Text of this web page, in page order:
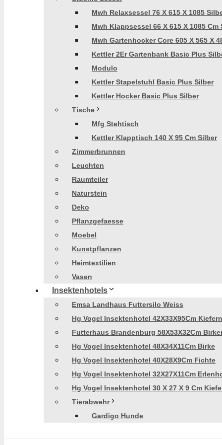
Mwh Relaxsessel 76 X 615 X 1085
Mwh Klappsessel 66 X 615 X 1085 Cm
Mwh Gartenhocker Core 605 X 565 X
Kettler 2Er Gartenbank Basic Plus
Modulo
Kettler Stapelstuhl Basic Plus Silber
Kettler Hocker Basic Plus Silber
Tische
Mfg Stehtisch
Kettler Klapptisch 140 X 95 Cm Silber
Zimmerbrunnen
Leuchten
Raumteiler
Naturstein
Deko
Pflanzgefaesse
Moebel
Kunstpflanzen
Heimtextilien
Vasen
Insektenhotels
Emsa Landhaus Futtersilo Weiss
Hg Vogel Insektenhotel 42X33X95Cm
Futterhaus Brandenburg 58X53X32Cm
Hg Vogel Insektenhotel 48X34X11Cm Birke
Hg Vogel Insektenhotel 40X28X9Cm Fichte
Hg Vogel Insektenhotel 32X27X11Cm
Hg Vogel Insektenhotel 30 X 27 X 9 Cm
Tierabwehr
Gardigo Hunde